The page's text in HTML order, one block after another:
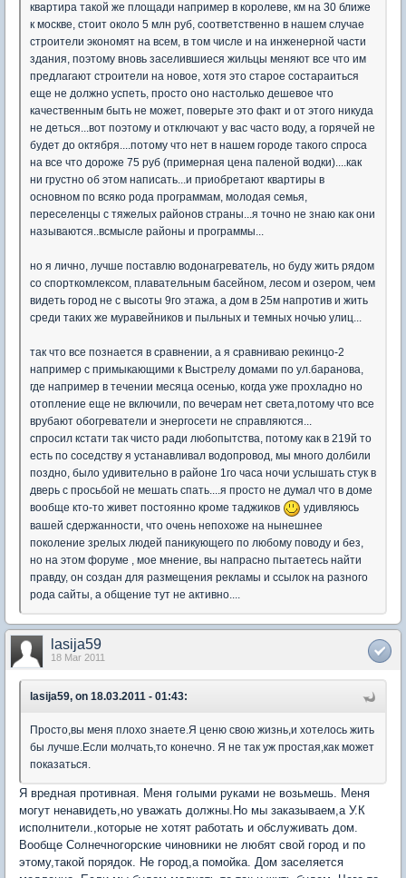
квартира такой же площади например в королеве, км на 30 ближе
к москве, стоит около 5 млн руб, соответственно в нашем случае
строители экономят на всем, в том числе и на инженерной части
здания, поэтому вновь заселившиеся жильцы меняют все что им
предлагают строители на новое, хотя это старое состараиться
еще не должно успеть, просто оно настолько дешевое что
качественным быть не может, поверьте это факт и от этого никуда
не деться...вот поэтому и отключают у вас часто воду, а горячей не
будет до октября....потому что нет в нашем городе такого спроса
на все что дороже 75 руб (примерная цена паленой водки)....как
ни грустно об этом написать...и приобретают квартиры в
основном по всяко рода программам, молодая семья,
переселенцы с тяжелых районов страны...я точно не знаю как они
называются..всмысле районы и программы...
но я лично, лучше поставлю водонагреватель, но буду жить рядом
со спорткомлексом, плавательным басейном, лесом и озером, чем
видеть город не с высоты 9го этажа, а дом в 25м напротив и жить
среди таких же муравейников и пыльных и темных ночью улиц...
так что все познается в сравнении, а я сравниваю рекинцо-2
например с примыкающими к Выстрелу домами по ул.баранова,
где например в течении месяца осенью, когда уже прохладно но
отопление еще не включили, по вечерам нет света,потому что все
врубают обогреватели и энергосети не справляются...
спросил кстати так чисто ради любопытства, потому как в 219й то
есть по соседству я устанавливал водопровод, мы много долбили
поздно, было удивительно в районе 1го часа ночи услышать стук в
дверь с просьбой не мешать спать....я просто не думал что в доме
вообще кто-то живет постоянно кроме таджиков
удивляюсь
вашей сдержанности, что очень непохоже на нынешнее
поколение зрелых людей паникующего по любому поводу и без,
но на этом форуме , мое мнение, вы напрасно пытаетесь найти
правду, он создан для размещения рекламы и ссылок на разного
рода сайты, а общение тут не активно....
lasija59
18 Mar 2011
lasija59, on 18.03.2011 - 01:43:
Просто,вы меня плохо знаете.Я ценю свою жизнь,и хотелось жить
бы лучше.Если молчать,то конечно. Я не так уж простая,как может
показаться.
Я вредная противная. Меня голыми руками не возьмешь. Меня
могут ненавидеть,но уважать должны.Но мы заказываем,а У.К
исполнители.,которые не хотят работать и обслуживать дом.
Вообще Солнечногорские чиновники не любят свой город и по
этому,такой порядок. Не город,а помойка. Дом заселяется